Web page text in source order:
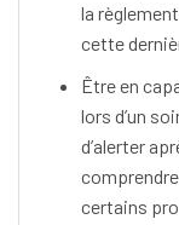
la
cette
Être en
lors d’un
d’alerter
certains